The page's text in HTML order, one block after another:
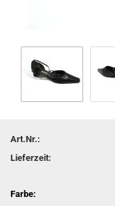
Art.Nr.:
Lieferzeit:
Farbe: